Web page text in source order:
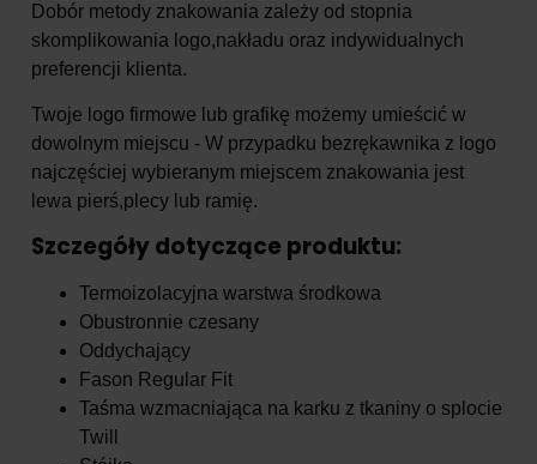
Dobór metody znakowania zależy od stopnia
skomplikowania logo,nakładu oraz indywidualnych
preferencji klienta.
Twoje logo firmowe lub grafikę możemy umieścić w
dowolnym miejscu - W przypadku bezrękawnika z logo
najczęściej wybieranym miejscem znakowania jest
lewa pierś,plecy lub ramię.
Szczegóły dotyczące produktu:
Termoizolacyjna warstwa środkowa
Obustronnie czesany
Oddychający
Fason Regular Fit
Taśma wzmacniająca na karku z tkaniny o splocie
Twill